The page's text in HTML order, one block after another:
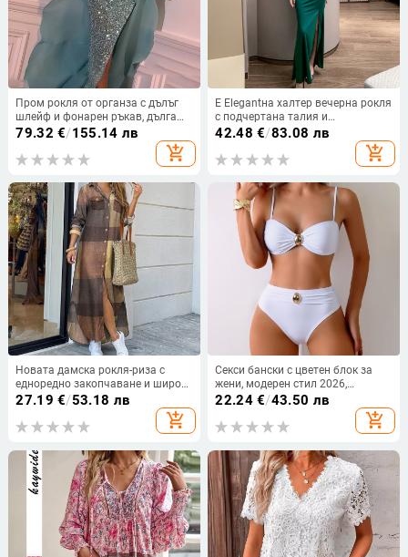
Пром рокля от органза с дълъг
шлейф и фонарен ръкав, дълга
пола — Пролет 2024
79.32 €/155.14 лв
add_shopping_cart
Е Elegantна халтер вечерна рокля
с подчертана талия и
прикриване на корема, дълга
рокля стил русалка за формални
събития
42.48 €/83.08 лв
add_shopping_cart
Новата дамска рокля-риза с
едноредно закопчаване и широк
ревер в европейски и
американски стил , пролетна и
есенна мода
27.19 €/53.18 лв
add_shopping_cart
Секси бански с цветен блок за
жени, модерен стил 2026,
европейско-американски дизайн
22.24€/43.50 лв
add_shopping_cart